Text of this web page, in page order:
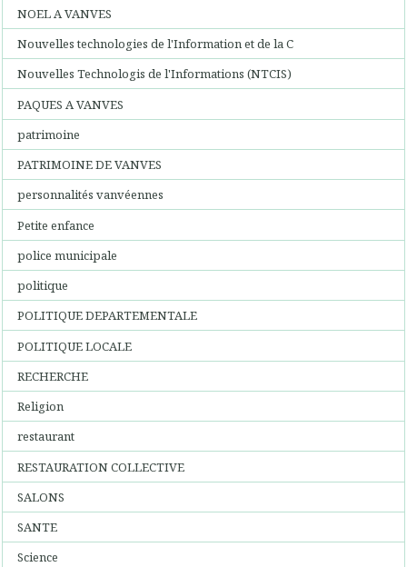
NOEL A VANVES
Nouvelles technologies de l'Information et de la C
Nouvelles Technologis de l'Informations (NTCIS)
PAQUES A VANVES
patrimoine
PATRIMOINE DE VANVES
personnalités vanvéennes
Petite enfance
police municipale
politique
POLITIQUE DEPARTEMENTALE
POLITIQUE LOCALE
RECHERCHE
Religion
restaurant
RESTAURATION COLLECTIVE
SALONS
SANTE
Science